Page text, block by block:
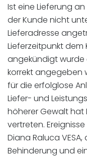
Ist eine Lieferung
der Kunde nicht
Lieferadresse
Lieferzeitpunkt dem
angekündigt wurde
korrekt angegeben
für die erfolglose
Liefer- und
höherer Gewalt hat
vertreten.
Diana Raluca
Behinderung und